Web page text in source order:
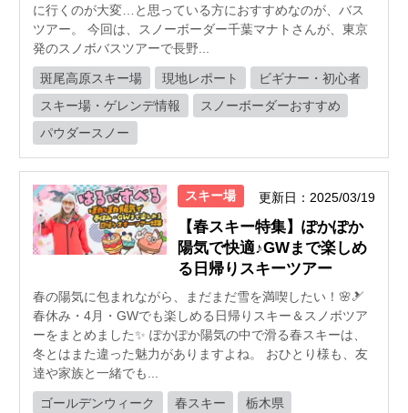
に行くのが大変…と思っている方におすすめなのが、バス
ツアー。 今回は、スノーボーダー千葉マナトさんが、東京
発のスノボバスツアーで長野...
斑尾高原スキー場 現地レポート
ビギナー・初心者
スキー場・ゲレンデ情報
スノーボーダーおすすめ
パウダースノー
スキー場 更新日：2025/03/19
【春スキー特集】ぽかぽか
陽気で快適♪GWまで楽しめ
る日帰りスキーツアー
春の陽気に包まれながら、まだまだ雪を満喫したい！🌸🎿
春休み・4月・GWでも楽しめる日帰りスキー＆スノボツア
ーをまとめました✨ ぽかぽか陽気の中で滑る春スキーは、
冬とはまた違った魅力がありますよね。 おひとり様も、友
達や家族と一緒でも...
ゴールデンウィーク 春スキー
栃木県